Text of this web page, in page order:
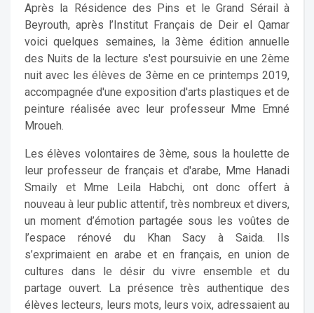
Après la Résidence des Pins et le Grand Sérail à
Beyrouth, après l’Institut Français de Deir el Qamar
voici quelques semaines, la 3ème édition annuelle
des Nuits de la lecture s'est poursuivie en une 2ème
nuit avec les élèves de 3ème en ce printemps 2019,
accompagnée d'une exposition d'arts plastiques et de
peinture réalisée avec leur professeur Mme Emné
Mroueh.
Les élèves volontaires de 3ème, sous la houlette de
leur professeur de français et d'arabe, Mme Hanadi
Smaily et Mme Leila Habchi, ont donc offert à
nouveau à leur public attentif, très nombreux et divers,
un moment d’émotion partagée sous les voûtes de
l’espace rénové du Khan Sacy à Saida. Ils
s’exprimaient en arabe et en français, en union de
cultures dans le désir du vivre ensemble et du
partage ouvert. La présence très authentique des
élèves lecteurs, leurs mots, leurs voix, adressaient au